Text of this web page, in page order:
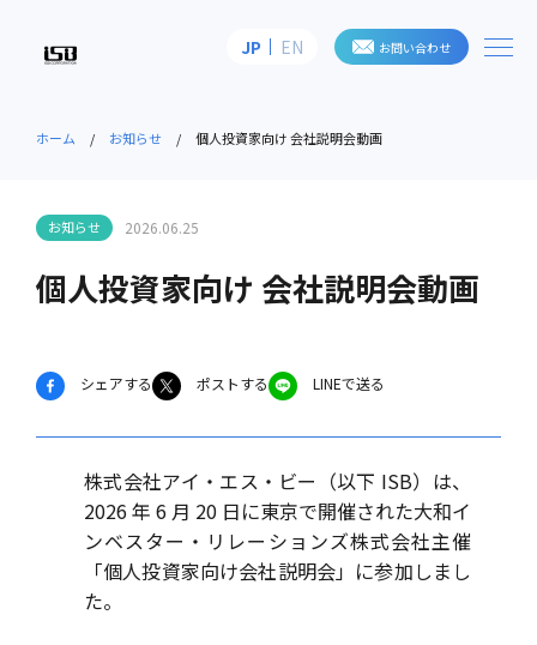
株式会社アイ・エス・ビー
JP EN お問い合わせ
ホーム お知らせ 個人投資家向け 会社説明会動画
個人投資家向け 会社説明会動画
お知らせ 2026.06.25
シェアする ポストする LINEで送る
株式会社アイ・エス・ビー（以下 ISB）は、
2026 年 6 月 20 日に東京で開催された大和イ
ンベスター・リレーションズ株式会社主催
「個人投資家向け会社説明会」に参加しまし
た。